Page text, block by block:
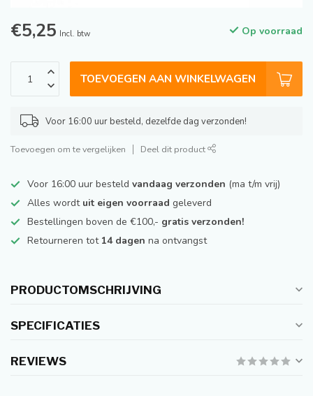
€5,25 Incl. btw Op voorraad
TOEVOEGEN AAN WINKELWAGEN
Voor 16:00 uur besteld, dezelfde dag verzonden!
Toevoegen om te vergelijken Deel dit product
Voor 16:00 uur besteld vandaag verzonden (ma t/m vrij)
Alles wordt uit eigen voorraad geleverd
Bestellingen boven de €100,- gratis verzonden!
Retourneren tot 14 dagen na ontvangst
PRODUCTOMSCHRIJVING
SPECIFICATIES
REVIEWS